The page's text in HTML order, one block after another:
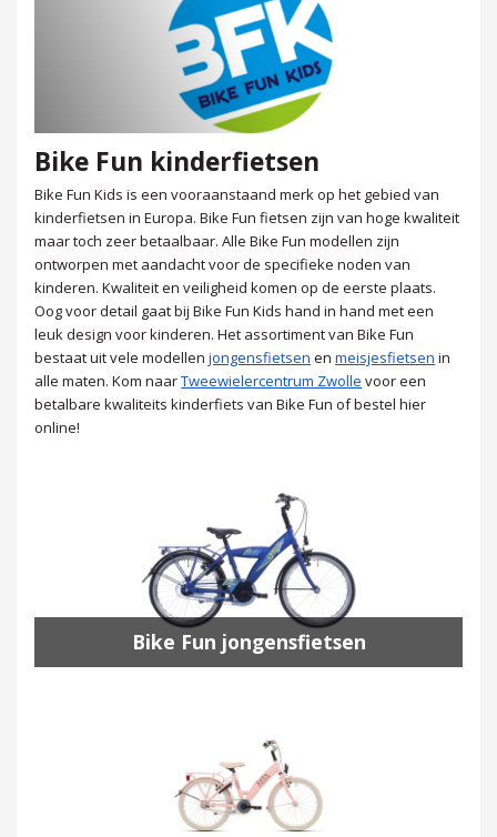
Bike Fun kinderfietsen
Bike Fun Kids is een vooraanstaand merk op het gebied van
kinderfietsen in Europa. Bike Fun fietsen zijn van hoge kwaliteit
maar toch zeer betaalbaar. Alle Bike Fun modellen zijn
ontworpen met aandacht voor de specifieke noden van
kinderen. Kwaliteit en veiligheid komen op de eerste plaats.
Oog voor detail gaat bij Bike Fun Kids hand in hand met een
leuk design voor kinderen. Het assortiment van Bike Fun
bestaat uit vele modellenjongensfietsen enmeisjesfietsen in
alle maten. Kom naarTweewielercentrum Zwolle voor een
betalbare kwaliteits kinderfiets van Bike Fun of bestel hier
online!
Bike Fun jongensfietsen